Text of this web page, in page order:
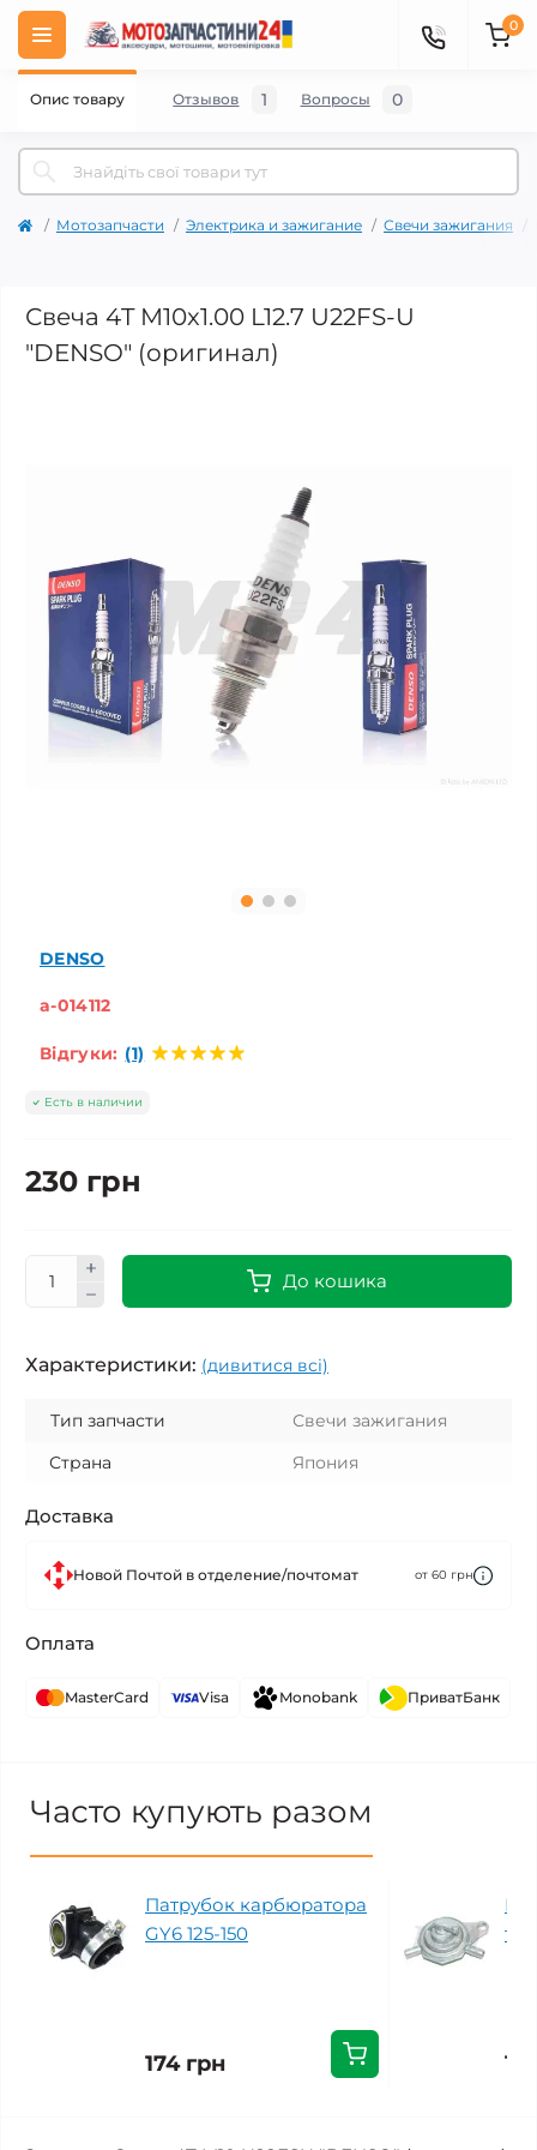
0
Мотозапчасти Электрика и зажигание Свечи зажигания
Свеча 4T M10x1.00 L12.7 U22FS-U
"DENSO" (оригинал)
DENSO
a-014112
Відгуки: (1)
Есть в наличии
230 грн
До кошика
Характеристики: (дивитися всі)
Тип запчасти
Свечи зажигания
Страна
Япония
Доставка
Новой Почтой в отделение/почтомат от 60 грн
Оплата
MasterCard Visa Monobank ПриватБанк
Часто купують разом
Патрубок карбюратора
GY6 125-150
174 грн
Опис товару Отзывов 1 Вопросы 0